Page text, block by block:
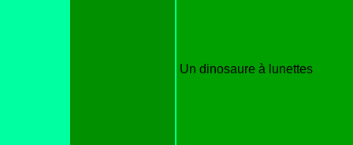
Un dinosaure à lunettes